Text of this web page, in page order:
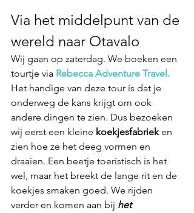
Via het middelpunt van de
wereld naar Otavalo
Wij gaan op zaterdag. We boeken een
tourtje via Rebecca Adventure Travel.
Het handige van deze tour is dat je
onderweg de kans krijgt om ook
andere dingen te zien. Dus bezoeken
wij eerst een kleine koekjesfabriek en
zien hoe ze het deeg vormen en
draaien. Een beetje toeristisch is het
wel, maar het breekt de lange rit en de
koekjes smaken goed. We rijden
verder en komen aan bij het